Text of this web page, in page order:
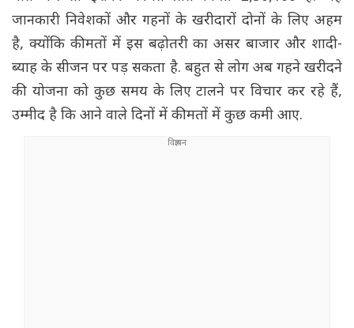
जानकारी निवेशकों और गहनों के खरीदारों दोनों के लिए अहम
है, क्योंकि कीमतों में इस बढ़ोतरी का असर बाजार और शादी-
ब्याह के सीजन पर पड़ सकता है. बहुत से लोग अब गहने खरीदने
की योजना को कुछ समय के लिए टालने पर विचार कर रहे हैं,
उम्मीद है कि आने वाले दिनों में कीमतों में कुछ कमी आए.